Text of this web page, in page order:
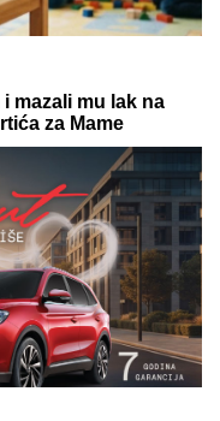
paketa ALTA